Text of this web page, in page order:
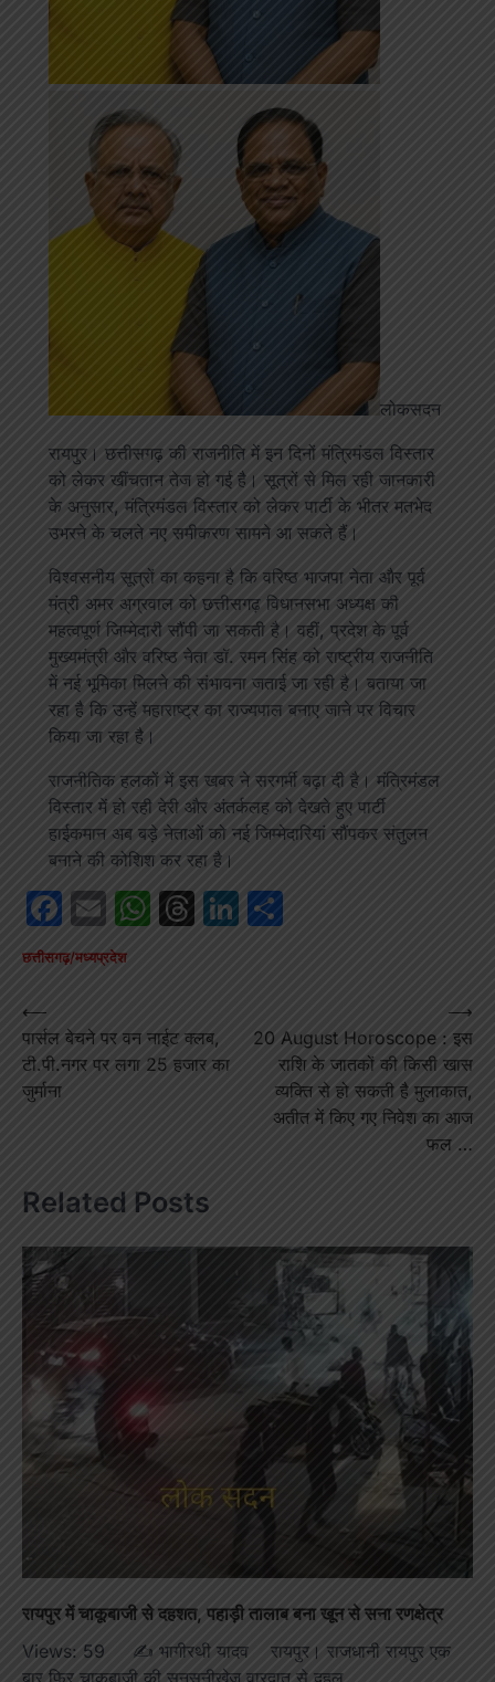
लोकसदन
रायपुर। छत्तीसगढ़ की राजनीति में इन दिनों मंत्रिमंडल विस्तार
को लेकर खींचतान तेज हो गई है। सूत्रों से मिल रही जानकारी
के अनुसार, मंत्रिमंडल विस्तार को लेकर पार्टी के भीतर मतभेद
उभरने के चलते नए समीकरण सामने आ सकते हैं।
विश्वसनीय सूत्रों का कहना है कि वरिष्ठ भाजपा नेता और पूर्व
मंत्री अमर अग्रवाल को छत्तीसगढ़ विधानसभा अध्यक्ष की
महत्वपूर्ण जिम्मेदारी सौंपी जा सकती है। वहीं, प्रदेश के पूर्व
मुख्यमंत्री और वरिष्ठ नेता डॉ. रमन सिंह को राष्ट्रीय राजनीति
में नई भूमिका मिलने की संभावना जताई जा रही है। बताया जा
रहा है कि उन्हें महाराष्ट्र का राज्यपाल बनाए जाने पर विचार
किया जा रहा है।
राजनीतिक हलकों में इस खबर ने सरगर्मी बढ़ा दी है। मंत्रिमंडल
विस्तार में हो रही देरी और अंतर्कलह को देखते हुए पार्टी
हाईकमान अब बड़े नेताओं को नई जिम्मेदारियां सौंपकर संतुलन
बनाने की कोशिश कर रहा है।
Facebook
EmailWhatsApp
Threads
LinkedIn
छत्तीसगढ़/मध्यप्रदेश
Post
navigation
⟵
पार्सल बेचने पर वन नाईट क्लब,
टी.पी.नगर पर लगा 25 हजार का
जुर्माना
20 August Horoscope : इस
राशि के जातकों की किसी खास
व्यक्ति से हो सकती है मुलाकात,
अतीत में किए गए निवेश का आज
फल …
⟶
Related Posts
रायपुर में चाकूबाजी से दहशत, पहाड़ी तालाब बना खून से सना रणक्षेत्र
Views: 59 ✍️ भागीरथी यादव रायपुर। राजधानी रायपुर एक
बार फिर चाकूबाजी की सनसनीखेज वारदात से दहल…